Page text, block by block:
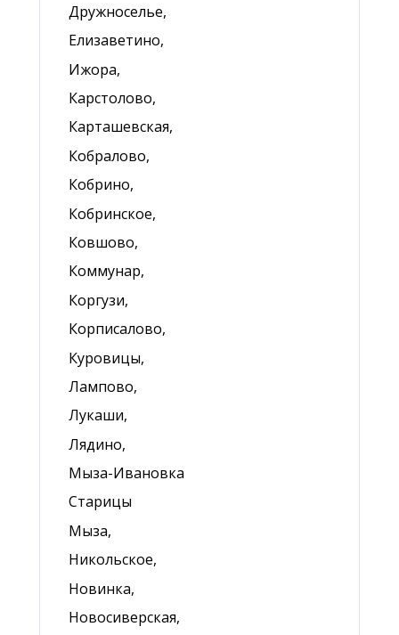
Дружноселье,
Елизаветино,
Ижора,
Карстолово,
Карташевская,
Кобралово,
Кобрино,
Кобринское,
Ковшово,
Коммунар,
Коргузи,
Корписалово,
Куровицы,
Лампово,
Лукаши,
Лядино,
Мыза-Ивановка
Старицы
Мыза,
Никольское,
Новинка,
Новосиверская,